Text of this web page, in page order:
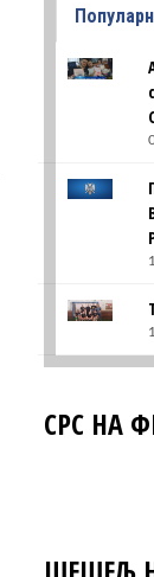
СРС НА